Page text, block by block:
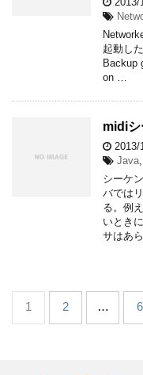
起動し
Backup
on …
midiシ
2013/
Java
シーケ
バでは
る。例
いとき
サはあ
1 2 … 6